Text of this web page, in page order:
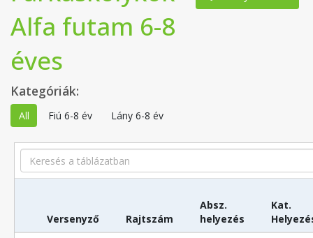
Alfa futam 6-8
éves
Kategóriák:
All Fiú 6-8 év Lány 6-8 év
Search
Versenyző Rajtszám
Absz.
helyezés
Kat.